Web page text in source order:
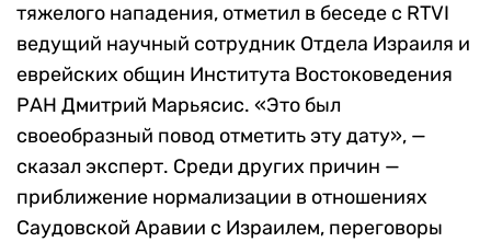
тяжелого нападения, отметил в беседе с RTVI
ведущий научный сотрудник Отдела Израиля и
еврейских общин Института Востоковедения
РАН Дмитрий Марьясис. «Это был
своеобразный повод отметить эту дату», —
сказал эксперт. Среди других причин —
приближение нормализации в отношениях
Саудовской Аравии с Израилем, переговоры